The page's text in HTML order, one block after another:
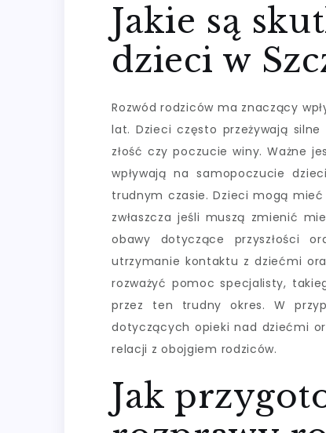
Jakie są
dzieci w
Rozwód rodziców ma znaczący
lat. Dzieci często przeżywają
złość czy poczucie winy. Ważne
wpływają na samopoczucie
trudnym czasie. Dzieci mogą
zwłaszcza jeśli muszą zmienić
obawy dotyczące przyszłości
utrzymanie kontaktu z dziećmi
rozważyć pomoc specjalisty,
przez ten trudny okres. W
dotyczących opieki nad dziećmi
relacji z obojgiem rodziców.
Jak